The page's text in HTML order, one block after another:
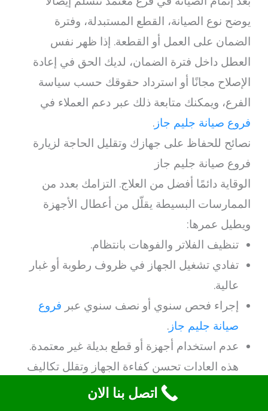
يوضح نوع الصيانة، القطع المستبدلة، وفترة
الضمان على العمل أو القطعة. إذا ظهر نفس
العطل داخل فترة الضمان، لديك الحق في إعادة
الإصلاح مجانًا أو استرداد حقوقك حسب سياسة
الفرع، ويمكنك متابعة ذلك عبر دعم العملاء في
فروع صيانة جليم جاز.
نصائح للحفاظ على جهازك وتقليل الحاجة لزيارة
فروع صيانة جليم جاز
الوقاية دائمًا أفضل من العلاج. التزامك بعدد من
الممارسات البسيطة يقلّل من أعطال الأجهزة
ويطيل عمرها:
تنظيف الفلاتر والفوهات بانتظام.
تفادي تشغيل الجهاز في ظروف رطوبة أو غبار
عالية.
إجراء فحص سنوي أو نصف سنوي عبر فروع
صيانة جليم جاز.
عدم استخدام أجهزة أو قطع بديلة غير معتمدة.
هذه العادات تحسن كفاءة الجهاز وتقلل تكاليف
الصيانة على المدى الطويل.
اتصل بنا الان